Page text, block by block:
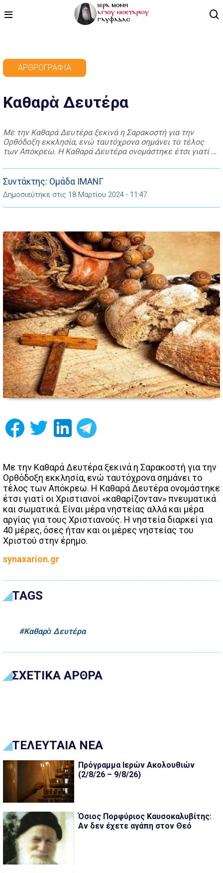
ΒΙΝΤΕΟ
ΑΓΙΟΛΟΓΙΟ - ΒΙΟΙ ΑΓΙΩΝ
ΕΠΙΚΟΙΝΩΝΙΑ
ΑΡΘΡΟΓΡΑΦΊΑ
Καθαρὰ Δευτέρα
Με την Καθαρά Δευτέρα ξεκινά η Σαρακοστή για την
Ορθόδοξη εκκλησία, ενώ ταυτόχρονα σημάνει το τέλος
των Απόκρεω. Η Καθαρά Δευτέρα ονομάστηκε έτσι γιατί οι
μέρα νηστείας αλλά και μέρα αργίας για τους Χριστιανούς.
Η νηστεία διαρκεί για 40 μέρες, όσες ήταν και οι μέρες
νηστείας του Χριστού στην […]
Συντάκτης: Ομάδα ΙΜΑΝΓ
Δημοσιεύτηκε στις 18 Μαρτίου 2024 - 11:47
Με την Καθαρά Δευτέρα ξεκινά η Σαρακοστή για την
Ορθόδοξη εκκλησία, ενώ ταυτόχρονα σημάνει το
τέλος των Απόκρεω. Η Καθαρά Δευτέρα ονομάστηκε
έτσι γιατί οι Χριστιανοί «καθαρίζονταν» πνευματικά
και σωματικά. Είναι μέρα νηστείας αλλά και μέρα
αργίας για τους Χριστιανούς. Η νηστεία διαρκεί για
40 μέρες, όσες ήταν και οι μέρες νηστείας του
Χριστού στην έρημο.
synaxarion.gr
TAGS
Καθαρὰ Δευτέρα
ΣΧΕΤΙΚΑ ΑΡΘΡΑ
ΤΕΛΕΥΤΑΙΑ ΝΕΑ
Πρόγραμμα Ιερών Ακολουθιών
(2/8/26 – 9/8/26)
Όσιος Πορφύριος Καυσοκαλυβίτης:
Αν δεν έχετε αγάπη στον Θεό